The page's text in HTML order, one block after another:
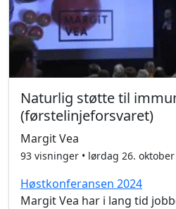
Naturlig støtte til
(førstelinjeforsvaret)
Margit Vea
93 visninger • lørdag 26.
Høstkonferansen 2024